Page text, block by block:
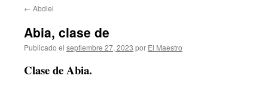
← Abdiel
Abia, clase de
Publicado el septiembre 27, 2023 por El Maestro
Clase de Abia.